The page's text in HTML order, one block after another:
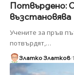
Потвърдено:
възстановява
Учените за пръв
потвърдят,…
Златко Златков